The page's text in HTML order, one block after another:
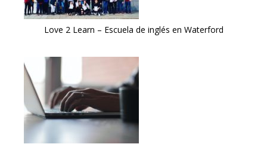
Love 2 Learn – Escuela de inglés en Waterford